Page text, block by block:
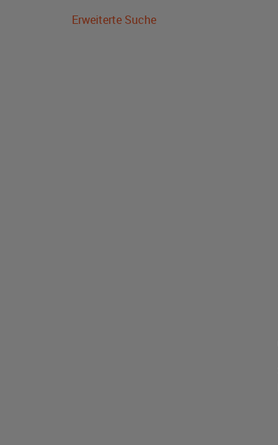
Erweiterte Suche